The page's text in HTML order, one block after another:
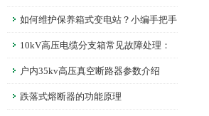
如何维护保养箱式变电站？小编手把手
教你！
10kV高压电缆分支箱常见故障处理：
温升异常、绝缘老化的解决技巧
户内35kv高压真空断路器参数介绍
跌落式熔断器的功能原理